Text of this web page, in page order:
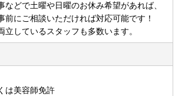
などで土曜や日曜のお休み希望があれば、
前にご相談いただければ対応可能です！
立しているスタッフも多数います。
は美容師免許